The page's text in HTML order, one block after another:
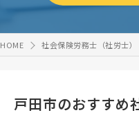
HOME 社会保険労務士（社労士）
戸田市のおすすめ